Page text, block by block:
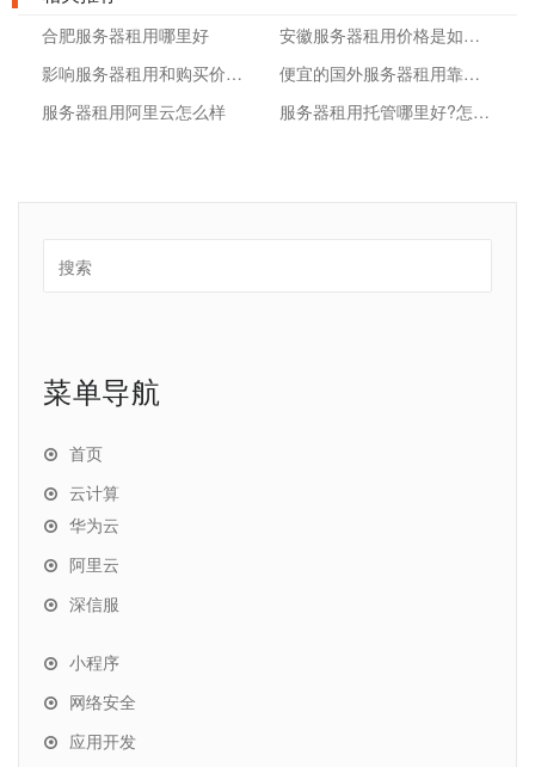
合肥服务器租用哪里好
安徽服务器租用价格是如何计算的
影响服务器租用和购买价格的因素是什么
便宜的国外服务器租用靠谱吗
服务器租用阿里云怎么样
服务器租用托管哪里好?怎样选择靠谱商家
菜单导航
首页
云计算
华为云
阿里云
深信服
小程序
网络安全
应用开发